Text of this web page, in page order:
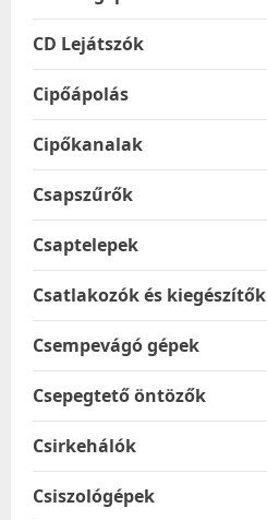
CD Lejátszók
Cipőápolás
Cipőkanalak
Csapszűrők
Csaptelepek
Csatlakozók és kiegészítők
Csempevágó gépek
Csepegtető öntözők
Csirkehálók
Csiszológépek